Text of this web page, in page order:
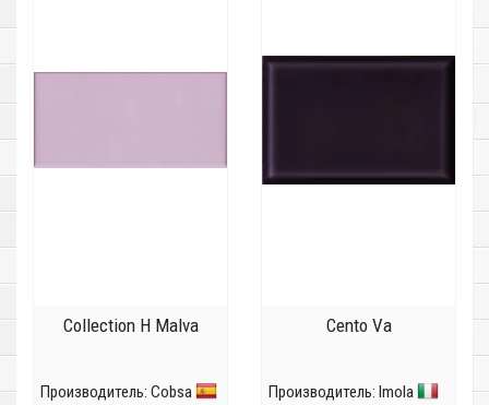
Collection H Malva
Производитель: Cobsa
Cento Va
Производитель: Imola